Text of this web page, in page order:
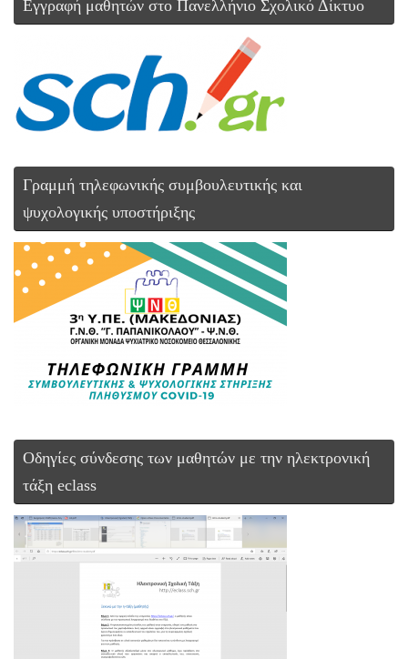
Εγγραφή μαθητών στο Πανελλήνιο Σχολικό Δίκτυο
Γραμμή τηλεφωνικής συμβουλευτικής και
ψυχολογικής υποστήριξης
Οδηγίες σύνδεσης των μαθητών με την ηλεκτρονική
τάξη eclass